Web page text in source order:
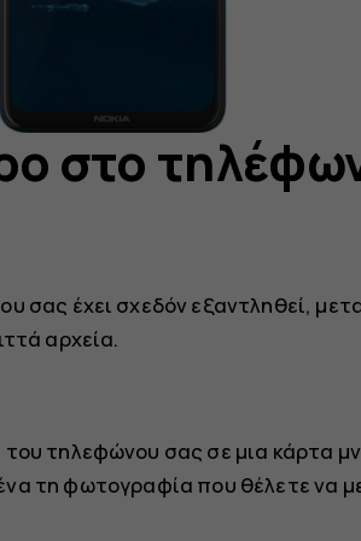
στο
σας έχει σχεδόν εξαντληθεί,
αρχεία.
τηλεφώνου σας σε μια κάρτα
τη φωτογραφία που θέλετε να